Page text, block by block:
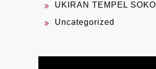
UKIRAN TEMPEL SOKO
Uncategorized